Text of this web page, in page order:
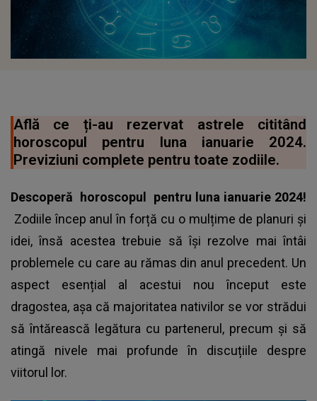
Află ce ți-au rezervat astrele cititând
horoscopul pentru luna ianuarie 2024.
Previziuni complete pentru toate zodiile.
Descoperă horoscopul pentru luna ianuarie 2024!
Zodiile încep anul în forță cu o mulțime de planuri și
idei, însă acestea trebuie să își rezolve mai întâi
problemele cu care au rămas din anul precedent. Un
aspect esențial al acestui nou început este
dragostea, așa că majoritatea nativilor se vor strădui
să întărească legătura cu partenerul, precum și să
atingă nivele mai profunde în discuțiile despre
viitorul lor.